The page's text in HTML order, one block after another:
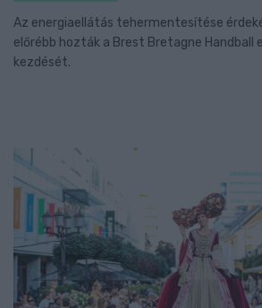
Az energiaellátás tehermentesítése
előrébb hozták a Brest Bretagne Handball
kezdését.